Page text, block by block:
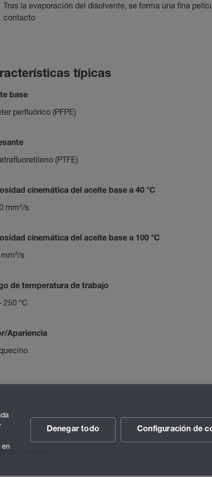
Tras la evaporación del disolvente, se forma una fina
contacto
típicas
base
perfluórico (PFPE)
(PTFE)
cinemática del aceite base a 40 °C
mm²/s
cinemática del aceite base a 100 °C
s
de temperatura de trabajo
250 °C
Apariencia
las cookies
en
Denegar todo Configuración de